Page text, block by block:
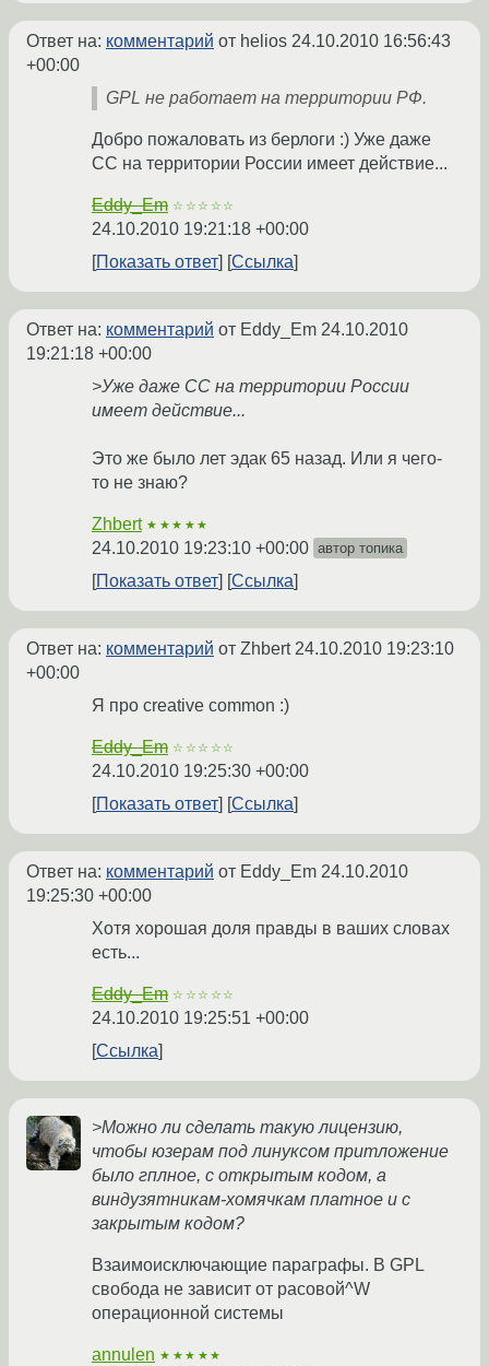
Ответ на: комментарий от helios 24.10.2010 16:56:43
+00:00
GPL не работает на территории РФ.
Добро пожаловать из берлоги :) Уже даже
СС на территории России имеет действие...
Eddy_Em ☆☆☆☆☆
24.10.2010 19:21:18 +00:00
Показать ответ
Ссылка
Ответ на: комментарий от Eddy_Em 24.10.2010
19:21:18 +00:00
>Уже даже СС на территории России
имеет действие...
Это же было лет эдак 65 назад. Или я чего-
то не знаю?
Zhbert ★★★★★
24.10.2010 19:23:10 +00:00 автор топика
Показать ответ Ссылка
Ответ на: комментарий от Zhbert24.10.2010 19:23:10
+00:00
Я про creative common :)
Eddy_Em ☆☆☆☆☆
24.10.2010 19:25:30 +00:00
Показать ответ
Ссылка
Ответ на: комментарий от Eddy_Em 24.10.2010
19:25:30 +00:00
Хотя хорошая доля правды в ваших словах
есть...
Eddy_Em ☆☆☆☆☆
24.10.2010 19:25:51 +00:00
Ссылка
>Можно ли сделать такую лицензию,
чтобы юзерам под линуксом притложение
было гплное, с открытым кодом, а
виндузятникам-хомячкам платное и с
закрытым кодом?
Взаимоисключающие параграфы. В GPL
свобода не зависит от расовой^W
операционной системы
annulen ★★★★★